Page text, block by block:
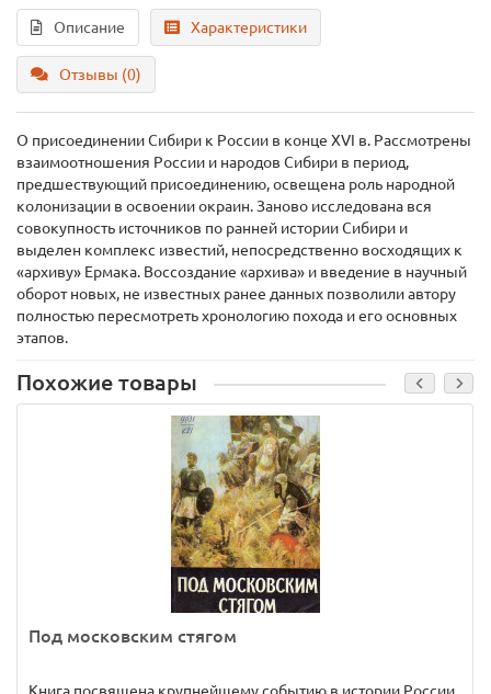
Описание Характеристики
Отзывы (0)
О присоединении Сибири к России в конце XVI в. Рассмотрены
взаимоотношения России и народов Сибири в период,
предшествующий присоединению, освещена роль народной
колонизации в освоении окраин. Заново исследована вся
совокупность источников по ранней истории Сибири и
выделен комплекс известий, непосредственно восходящих к
«архиву» Ермака. Воссоздание «архива» и введение в научный
оборот новых, не известных ранее данных позволили автору
полностью пересмотреть хронологию похода и его основных
этапов.
Похожие товары
Под московским стягом